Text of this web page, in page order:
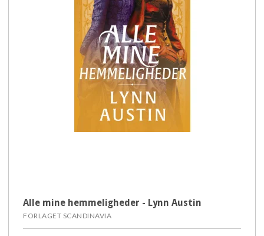
Alle mine hemmeligheder - Lynn Austin
FORLAGET SCANDINAVIA